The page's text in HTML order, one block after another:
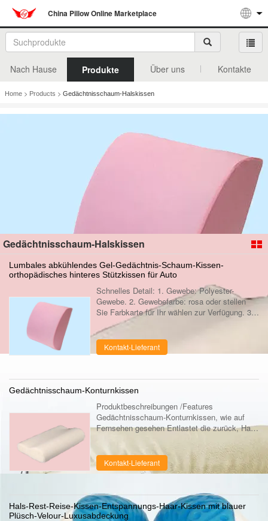
China Pillow Online Marketplace
Nach Hause Produkte Über uns Kontakte
Home > Products > Gedächtnisschaum-Halskissen
Gedächtnisschaum-Halskissen
Lumbales abkühlendes Gel-Gedächtnis-Schaum-Kissen-
orthopädisches hinteres Stützkissen für Auto
Schnelles Detail: 1. Gewebe: Polyester-
Gewebe. 2. Gewebefarbe: rosa oder stellen
Sie Farbkarte für Ihr wählen zur Verfügung. 3.
Maß: 34*32*10cm oder anderes Maß kann
Gewohnheit. 4. Form: Quadrat, alle mögliche
...
Kontakt-Lieferant
Gedächtnisschaum-Konturnkissen
Produktbeschreibungen /Features
Gedächtnisschaum-Konturnkissen, wie auf
Fernsehen gesehen Entlastet die zurück, Hals-
Schlafenpositionen, -bank, -seite und -magen.
...
Kontakt-Lieferant
Hals-Rest-Reise-Kissen-Entspannungs-Haar-Kissen mit blauer
Plüsch-Velour-Luxusabdeckung